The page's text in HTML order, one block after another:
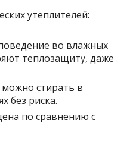
утеплителей:
во влажных
теплозащиту, даже
стирать в
без риска.
по сравнению с